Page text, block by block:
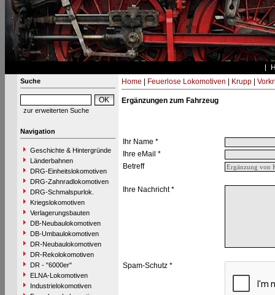
Suche
zur erweiterten Suche
Navigation
Geschichte & Hintergründe
Länderbahnen
DRG-Einheitslokomotiven
DRG-Zahnradlokomotiven
DRG-Schmalspurlok.
Kriegslokomotiven
Verlagerungsbauten
DB-Neubaulokomotiven
DB-Umbaulokomotiven
DR-Neubaulokomotiven
DR-Rekolokomotiven
DR - "6000er"
ELNA-Lokomotiven
Industrielokomotiven
Home Feuerlose Lokomotiven Krupp|
Ergänzungen zum Fahrzeug
Ihr Name *
Ihre eMail *
Betreff
Ihre Nachricht *
Spam-Schutz *